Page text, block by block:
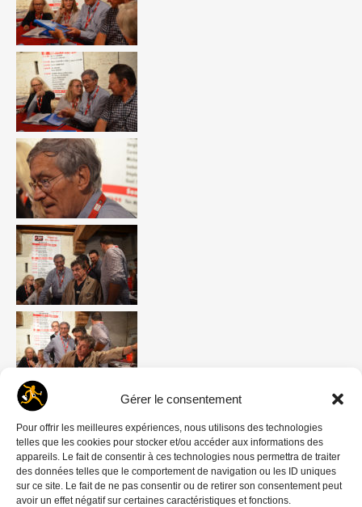
Gérer le consentement
Pour offrir les meilleures expériences, nous utilisons des technologies
telles que les cookies pour stocker et/ou accéder aux informations des
appareils. Le fait de consentir à ces technologies nous permettra de traiter
des données telles que le comportement de navigation ou les ID uniques
sur ce site. Le fait de ne pas consentir ou de retirer son consentement peut
avoir un effet négatif sur certaines caractéristiques et fonctions.